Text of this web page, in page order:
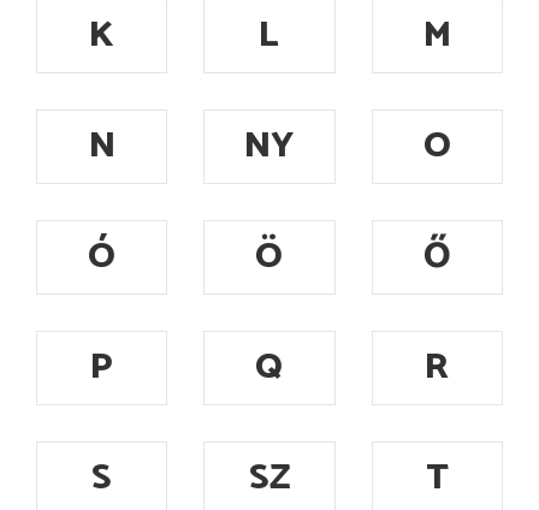
K
L
M
N
NY
O
Ó
Ö
Ő
P
Q
R
S
SZ
T